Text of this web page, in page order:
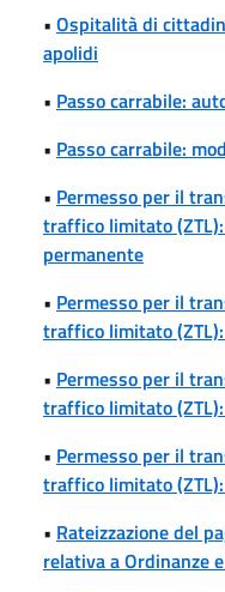
• Ospitalità di
apolidi
• Passo carrabile:
• Passo carrabile:
• Permesso per il
traffico limitato
permanente
• Permesso per il
traffico limitato
• Permesso per il
traffico limitato
• Permesso per il
traffico limitato
• Rateizzazione del
relativa a Ordinanze